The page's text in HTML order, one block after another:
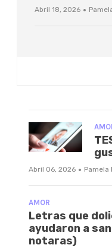
Abril 18, 2026 ·
Abril 06, 2026 · Pamela
AMOR
Letras que
ayudaron a
notaras)